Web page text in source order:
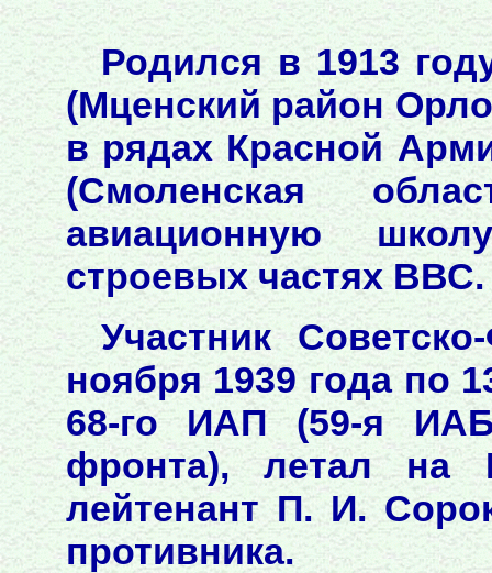
Родился в 1913
(Мценский район
в рядах Красной
(Смоленская
авиационную
строевых частях ВВС.
Участник
ноября 1939 года по
68-го ИАП (59-я
фронта), летал на
лейтенант П. И.
противника.